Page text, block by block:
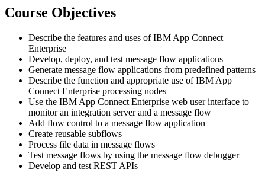
Course Objectives
Describe the features and uses of IBM App Connect
Enterprise
Develop, deploy, and test message flow applications
Generate message flow applications from predefined patterns
Describe the function and appropriate use of IBM App
Connect Enterprise processing nodes
Use the IBM App Connect Enterprise web user interface to
monitor an integration server and a message flow
Add flow control to a message flow application
Create reusable subflows
Process file data in message flows
Test message flows by using the message flow debugger
Develop and test REST APIs